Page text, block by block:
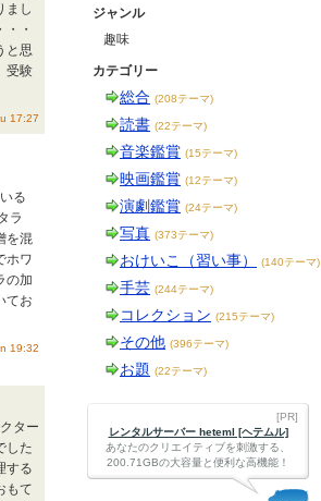
まし
・
と思
受験
17:27
る
ラ
を混
ホワ
の加
てお
19:32
ター
した
する
もて
ジャンル
趣味
カテゴリー
総合 (208テーマ)
読書 (22テーマ)
音楽鑑賞 (15テーマ)
映画鑑賞 (12テーマ)
演劇鑑賞 (24テーマ)
写真 (373テーマ)
おけいこ（習い事） (140テーマ)
手芸 (244テーマ)
コレクション (215テーマ)
その他 (396テーマ)
お題 (22テーマ)
[PR]
レンタルサーバー heteml [ヘテムル]
あなたのクリエイティブを刺激する、
200.71GBの大容量と便利な高機能！